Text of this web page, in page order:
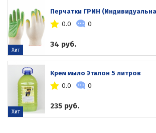
Перчатки ГРИН
0.0
0
34 руб.
Хит
Крем мыло Эталон 5 литров
0.0
0
235 руб.
Хит